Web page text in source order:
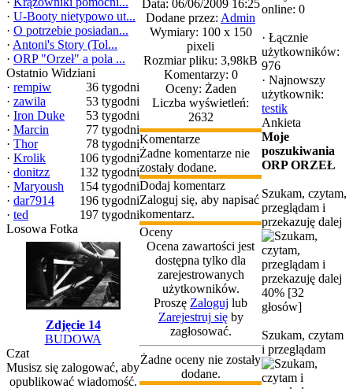
· U-Booty nietypowo ut...
· O potrzebie posiadan...
· Antoni's Story (Tol...
· ORP "Orzeł" a pola ...
Ostatnio Widziani
· rempiw
36 tygodni
· zawila
53 tygodni
· Iron Duke
53 tygodni
· Marcin
77 tygodni
· Thor
78 tygodni
· Krolik
106 tygodni
· donitzz
132 tygodni
· Maryoush
154 tygodni
· dar7914
196 tygodni
· ted
197 tygodni
Losowa Fotka
Zdjęcie 14
BUDOWA
Czat
Musisz się zalogować, aby
opublikować wiadomość.
Data: 06/06/2009 16:25
Dodane przez: Admin
Wymiary: 100 x 150
pixeli
Rozmiar pliku: 3,98kB
Komentarzy: 0
Oceny: Żaden
Liczba wyświetleń:
2632
Komentarze
Żadne komentarze nie
zostały dodane.
Dodaj komentarz
Zaloguj się, aby napisać
komentarz.
Oceny
Ocena zawartości jest
dostępna tylko dla
zarejestrowanych
użytkowników.
Proszę Zaloguj lub
Zarejestruj sięby
zagłosować.
Żadne oceny nie zostały
dodane.
online: 0
· Łącznie
użytkowników:
976
· Najnowszy
użytkownik:
testik
Ankieta
Moje
poszukiwania
ORP ORZEŁ
Szukam, czytam,
przeglądam i
przekazuję dalej
40% [32
głosów]
Szukam, czytam
i przeglądam